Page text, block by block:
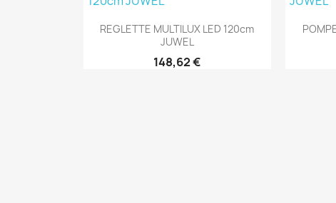
Aperçu rapide
REGLETTE MULTILUX LED 120cm
JUWEL
148,62 €